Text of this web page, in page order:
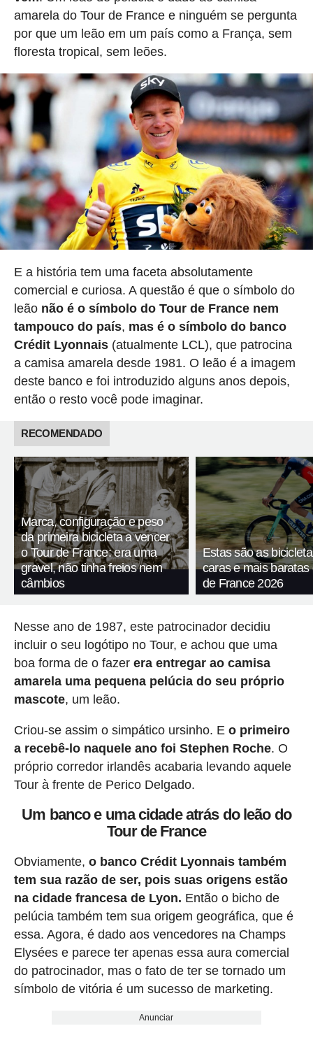
amarela do Tour de France e ninguém se pergunta
por que um leão em um país como a França, sem
floresta tropical, sem leões.
E a história tem uma faceta absolutamente
comercial e curiosa. A questão é que o símbolo do
leão não é o símbolo do Tour de France nem
tampouco do país, mas é o símbolo do banco
Crédit Lyonnais(atualmente LCL), que patrocina
a camisa amarela desde 1981. O leão é a imagem
deste banco e foi introduzido alguns anos depois,
então o resto você pode imaginar.
RECOMENDADO
Marca, configuração e peso
da primeira bicicleta a vencer
o Tour de France: era uma
gravel, não tinha freios nem
câmbios
Estas são as
caras e mais baratas
de France 2026
Nesse ano de 1987, este patrocinador decidiu
incluir o seu logótipo no Tour, e achou que uma
boa forma de o fazer era entregar ao camisa
amarela uma pequena pelúcia do seu próprio
mascote, um leão.
Criou-se assim o simpático ursinho. E o primeiro
a recebê-lo naquele ano foi Stephen Roche. O
próprio corredor irlandês acabaria levando aquele
Tour à frente de Perico Delgado.
Um banco e uma cidade atrás do leão do
Tour de France
Obviamente, o banco Crédit Lyonnais também
tem sua razão de ser, pois suas origens estão
na cidade francesa de Lyon. Então o bicho de
pelúcia também tem sua origem geográfica, que é
essa. Agora, é dado aos vencedores na Champs
Elysées e parece ter apenas essa aura comercial
do patrocinador, mas o fato de ter se tornado um
símbolo de vitória é um sucesso de marketing.
Anunciar